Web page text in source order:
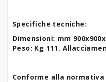
Specifiche tecniche:
Dimensioni: mm
Peso: Kg 111.
Conforme alla normativa